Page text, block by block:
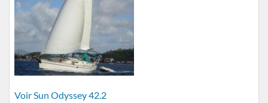
Voir Sun Odyssey 42.2